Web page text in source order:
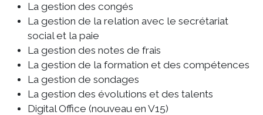
La gestion des congés
La gestion de la relation avec le secrétariat
social et la paie
La gestion des notes de frais
La gestion de la formation et des compétences
La gestion de sondages
La gestion des évolutions et des talents
Digital Office (nouveau en V15)